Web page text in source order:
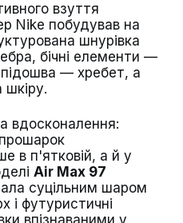
взуття
Nike побудував на
шнурівка
бічні елементи —
— хребет, а
шкіру.
вдосконалення:
в п'ятковій, а й у
Air Max 97
суцільним шаром
і футуристичні
впізнаваними у